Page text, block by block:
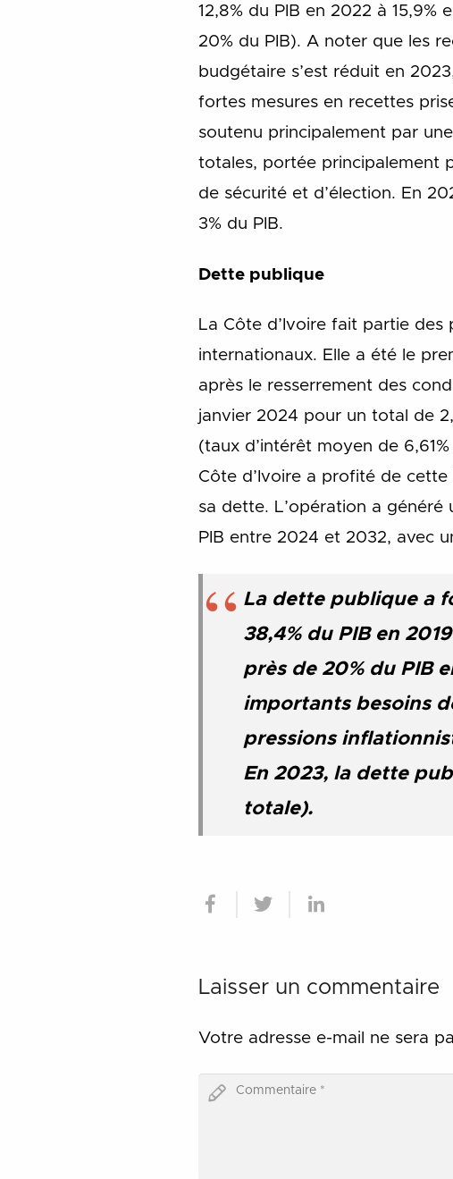
12,8% du PIB en 2022 à
20% du PIB). A noter que les
budgétaire s’est réduit en
fortes mesures en recettes
soutenu principalement par
totales, portée principalement
de sécurité et d’élection. En
3% du PIB.
Dette publique
La Côte d’Ivoire fait partie des
internationaux. Elle a été le
après le resserrement des
janvier 2024 pour un total de
(taux d’intérêt moyen de
Côte d’Ivoire a profité de
sa dette. L’opération a
PIB entre 2024 et 2032, avec
La dette publique a
38,4% du PIB en
près de 20% du PIB
importants besoins
pressions
En 2023, la dette
totale).
Laisser un commentaire
Votre adresse e-mail ne sera